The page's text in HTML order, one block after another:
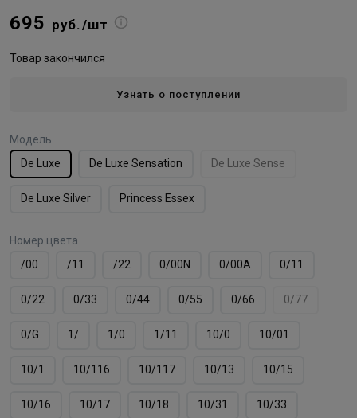
695 руб./шт
Товар закончился
Узнать о поступлении
Модель
De Luxe
De Luxe Sensation De Luxe Sense
De Luxe Silver Princess Essex
Номер цвета
/00
/11 /22 0/00N 0/00А 0/11
0/22 0/33 0/44 0/55 0/66 0/77
0/G 1/ 1/0 1/11 10/0 10/01
10/1 10/116 10/117 10/13 10/15
10/16 10/17 10/18 10/31 10/33